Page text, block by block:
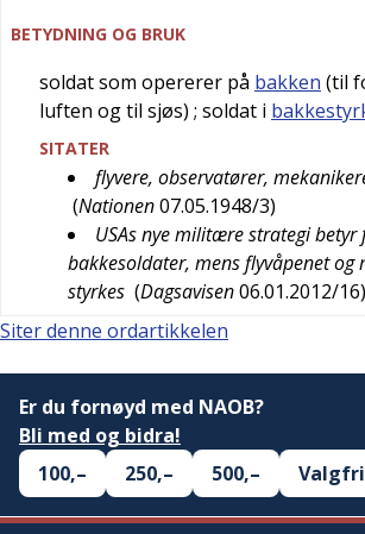
BETYDNING OG BRUK
soldat som opererer på bakken (til
luften og til sjøs) ; soldat i
SITATER
flyvere, observatører,
(Nationen07.05.1948/3)
USAs nye militære strategi
bakkesoldater, mens flyvåpenet og
styrkes (Dagsavisen06.01.2012/16)
Siter denne ordartikkelen
Er du fornøyd med NAOB?
Bli med og bidra!
100,–
250,– 500,–